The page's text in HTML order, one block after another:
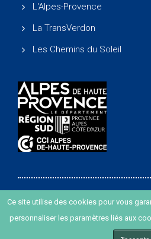
L'Alpes-Provence
La TransVerdon
Les Chemins du Soleil
Copyright ©-Agence de
Haute Provence-Création de
Plan du site-
Ce site utilise des cookies pour vous
personnaliser les paramètres liés aux